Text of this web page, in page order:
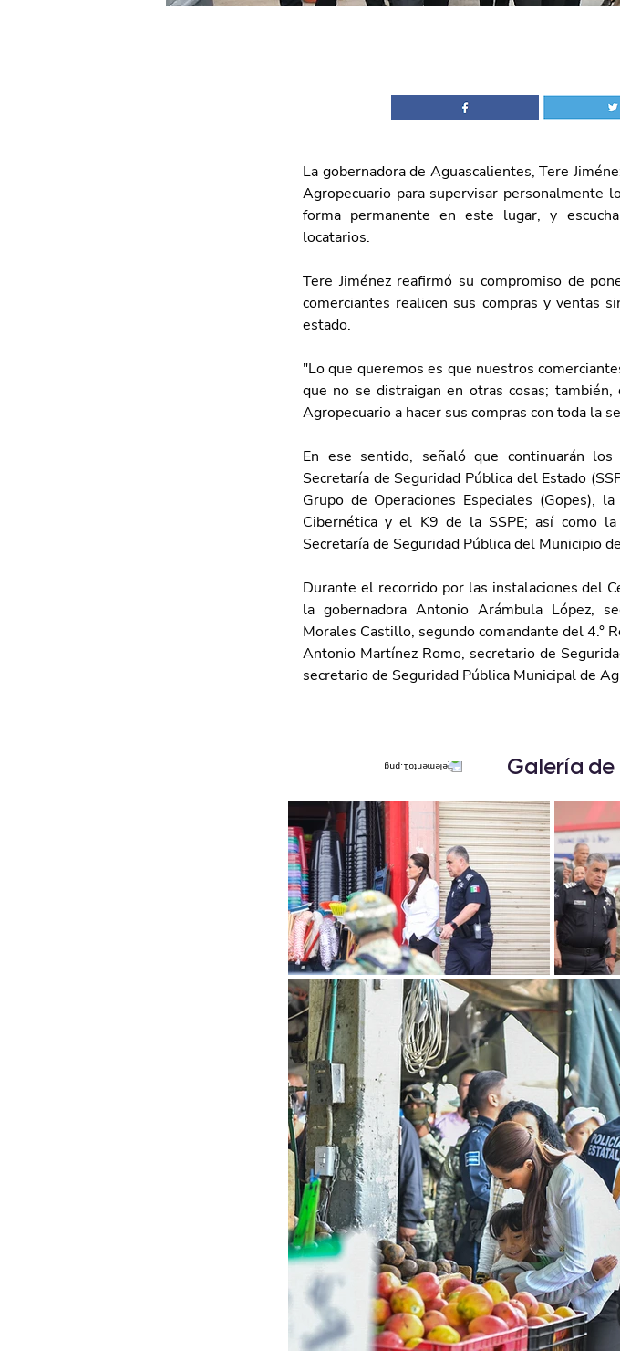
La gobernadora de Aguascalientes, Tere
Agropecuario para supervisar personalmente
forma permanente en este lugar, y
locatarios.
Tere Jiménez reafirmó su compromiso de
comerciantes realicen sus compras y ventas
estado.
"Lo que queremos es que nuestros
que no se distraigan en otras cosas;
Agropecuario a hacer sus compras con toda la
En ese sentido, señaló que continuarán
Secretaría de Seguridad Pública del Estado
Grupo de Operaciones Especiales (Gopes),
Cibernética y el K9 de la SSPE; así como
Secretaría de Seguridad Pública del Municipio
Durante el recorrido por las instalaciones del
la gobernadora Antonio Arámbula López,
Morales Castillo, segundo comandante del 4.°
Antonio Martínez Romo, secretario de
secretario de Seguridad Pública Municipal de
Galería